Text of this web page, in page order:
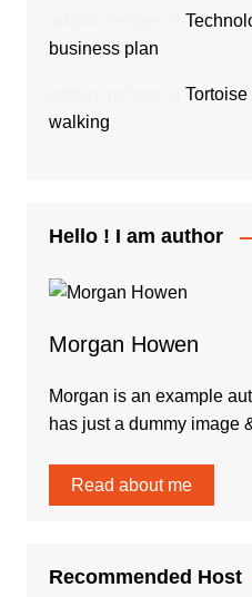
business plan
walking
Hello ! I am author
Morgan Howen
Morgan is an example
has just a dummy image
Read about me
Recommended Host